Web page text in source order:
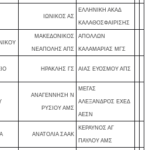
ΙΩΝΙΚΟΣ ΑΣ
ΕΛΛΗΝΙΚΗ ΑΚΑΔ
ΚΑΛΑΘΟΣΦΑΙΡΙΣΗΣ
ΜΑΚΕΔΟΝΙΚΟΣ
ΝΕΑΠΟΛΗΣ ΑΠΣ
ΑΠΟΛΛΩΝ
ΚΑΛΑΜΑΡΙΑΣ ΜΓΣ
ΗΡΑΚΛΗΣ ΓΣ ΑΙΑΣ ΕΥΟΣΜΟΥ ΑΠΣ
ΑΝΑΓΕΝΝΗΣΗ Ν
ΡΥΣΙΟΥ ΑΜΣ
ΜΕΓΑΣ
ΑΛΕΞΑΝΔΡΟΣ ΕΧΕΔ
ΑΕΣΝ
ΑΝΑΤΟΛΙΑ ΣΑΑΚ
ΚΕΡΑΥΝΟΣ ΑΓ
ΠΑΥΛΟΥ ΑΜΣ